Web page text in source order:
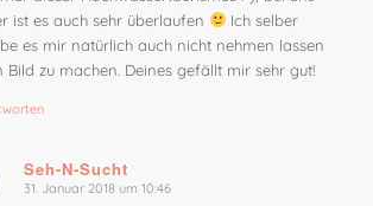
ist es auch sehr überlaufen
Ich selber
es mir natürlich auch nicht nehmen lassen
Bild zu machen. Deines gefällt mir sehr gut!
Seh-N-Sucht
sagte:
31. Januar 2018 um 10:46